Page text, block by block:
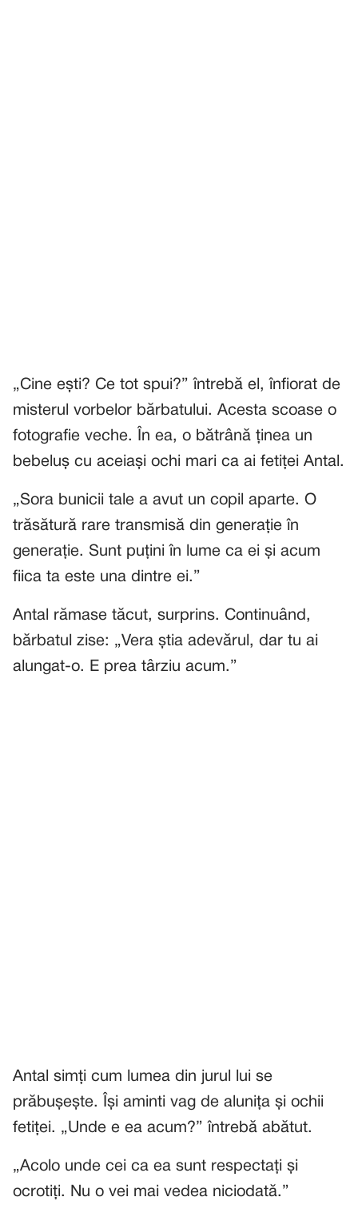
„Cine ești? Ce tot spui?” întrebă el, înfiorat de
misterul vorbelor bărbatului. Acesta scoase o
fotografie veche. În ea, o bătrână ținea un
bebeluș cu aceiași ochi mari ca ai fetiței Antal.
„Sora bunicii tale a avut un copil aparte. O
trăsătură rare transmisă din generație în
generație. Sunt puțini în lume ca ei și acum
fiica ta este una dintre ei.”
Antal rămase tăcut, surprins. Continuând,
bărbatul zise: „Vera știa adevărul, dar tu ai
alungat-o. E prea târziu acum.”
Antal simți cum lumea din jurul lui se
prăbușește. Își aminti vag de alunița și ochii
fetiței. „Unde e ea acum?” întrebă abătut.
„Acolo unde cei ca ea sunt respectați și
ocrotiți. Nu o vei mai vedea niciodată.”